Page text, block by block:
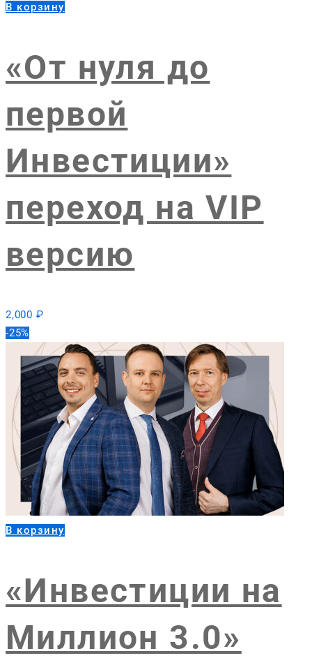
В корзину
«От нуля до
первой
Инвестиции»
переход на VIP
версию
2,000 ₽
-25%
В корзину
«Инвестиции на
Миллион 3.0»